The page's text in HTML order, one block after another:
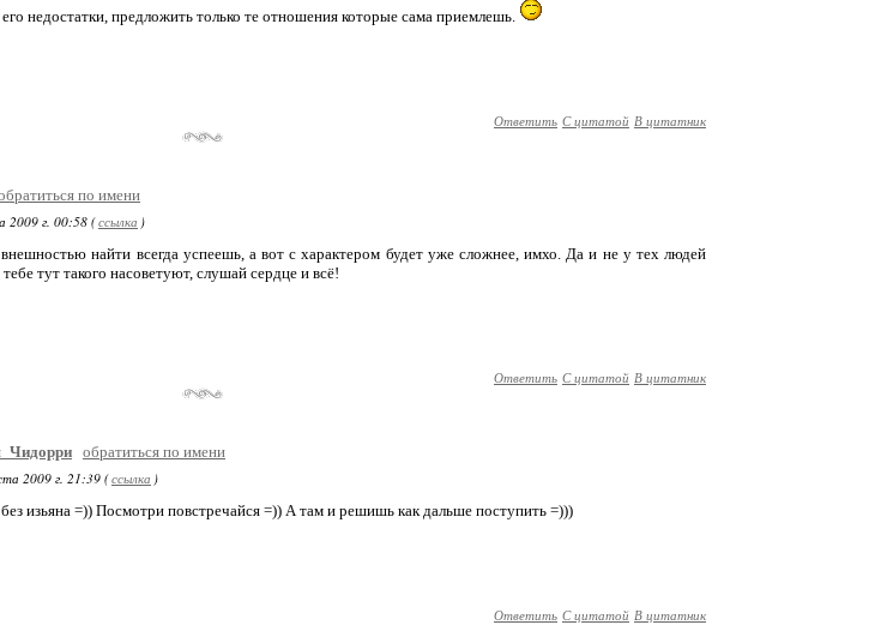
недостатки, предложить только те отношения которые сама приемлешь.
Ответить С цитатой В цитатник
по имени
2009 г. 00:58 (ссылка )
найти всегда успеешь, а вот с характером будет уже сложнее, имхо. Да и не у тех людей
тут такого насоветуют, слушай сердце и всё!
Ответить С цитатой В цитатник
обратиться по имени
2009 г. 21:39 (ссылка )
изьяна =)) Посмотри повстречайся =)) А там и решишь как дальше поступить =)))
Ответить С цитатой В цитатник